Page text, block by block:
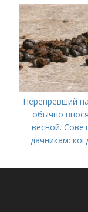
Перепревший
обычно
весной.
дачникам:
вносить
— весной или